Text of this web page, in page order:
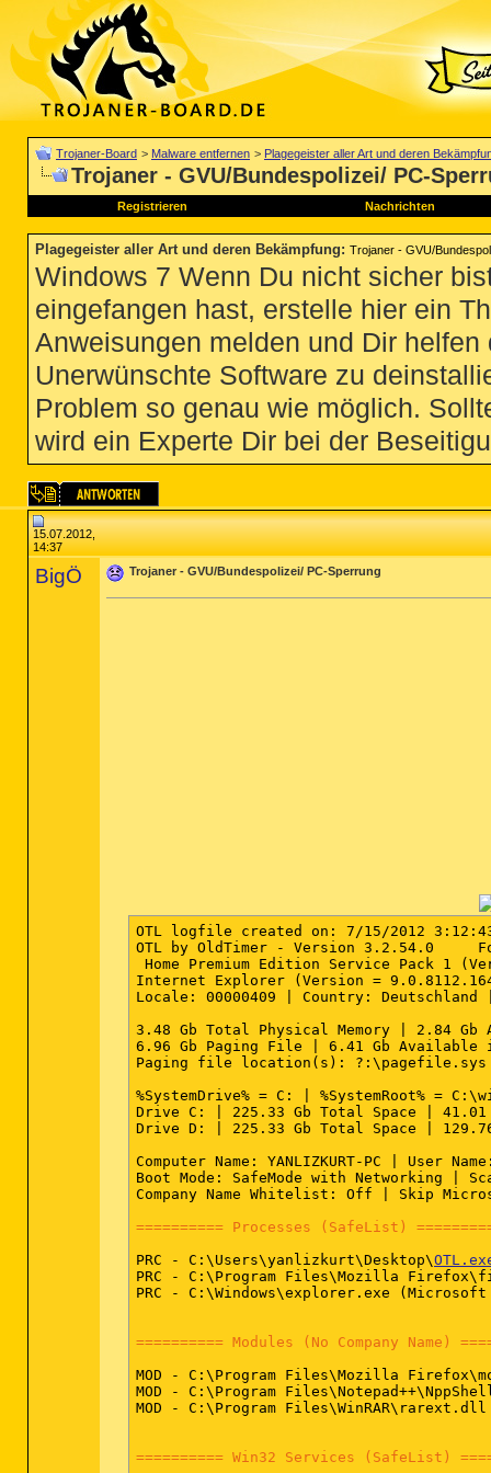
Trojaner-Board > Malware entfernen > Plagegeister aller Art und deren
Trojaner - GVU/Bundespolizei/ PC-
Registrieren Nachrichten
Plagegeister aller Art und deren Bekämpfung: Trojaner - GVU/
Windows 7 Wenn Du nicht sicher
eingefangen hast, erstelle hier ein
Anweisungen melden und Dir
Unerwünschte Software zu
Problem so genau wie möglich.
wird ein Experte Dir bei der
15.07.2012,
14:37
BigÖ Trojaner - GVU/Bundespolizei/ PC-Sperrung
OTL logfile created on: 7/15/2012
OTL by OldTimer - Version 3.2.54.0
Home Premium Edition Service Pack 1
Internet Explorer (Version =
Locale: 00000409 | Country: Deutschland
3.48 Gb Total Physical Memory | 2.84 Gb
6.96 Gb Paging File | 6.41 Gb
Paging file location(s):
%SystemDrive% = C: | %SystemRoot% =
Drive C: | 225.33 Gb Total Space | 41.01
Drive D: | 225.33 Gb Total Space |
Computer Name: YANLIZKURT-PC | User
Boot Mode: SafeMode with Networking |
Company Name Whitelist: Off | Skip
========== Processes (SafeList)
PRC - C:\Users\yanlizkurt\Desktop\
PRC - C:\Program Files\Mozilla
PRC - C:\Windows\explorer.exe
========== Modules (No Company Name)
MOD - C:\Program Files\Mozilla
MOD - C:\Program
MOD - C:\Program
========== Win32 Services (SafeList)